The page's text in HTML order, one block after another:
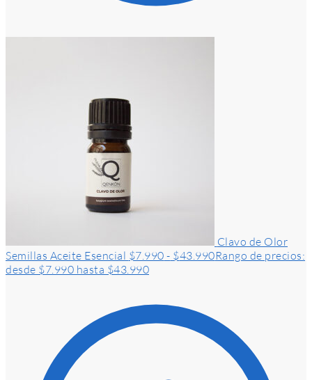
Clavo de Olor
Semillas Aceite Esencial $7.990 - $43.990Rango de precios:
desde $7.990 hasta $43.990